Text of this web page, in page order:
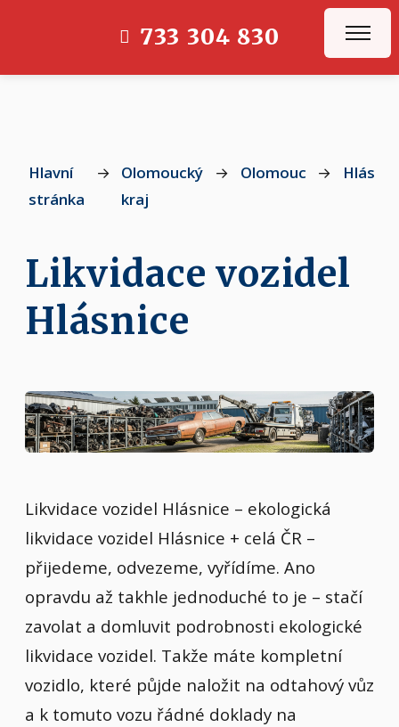
733 304 830
Hlavní
stránka
→
Olomoucký
kraj
→ Olomouc →
Likvidace vozidel
Hlásnice
Likvidace vozidel Hlásnice – ekologická
likvidace vozidel Hlásnice + celá ČR –
přijedeme, odvezeme, vyřídíme. Ano
opravdu až takhle jednoduché to je – stačí
zavolat a domluvit podrobnosti ekologické
likvidace vozidel. Takže máte kompletní
vozidlo, které půjde naložit na odtahový vůz
a k tomuto vozu řádné doklady na